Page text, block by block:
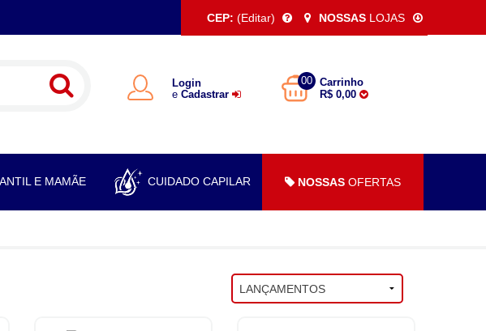
CEP: (Editar) NOSSAS LOJAS
Login
e Cadastrar
00
Carrinho
R$ 0,00
E MAMÃE CUIDADO CAPILAR NOSSAS OFERTAS